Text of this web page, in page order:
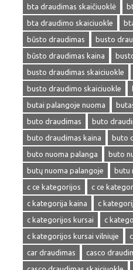
bta draudimas skaičiuoklė
bta draudimo skaiciuokle
būsto draudimas
busto
būsto draudimas kaina
busto draudimas skaiciuokle
busto draudimo skaiciuokle
butai palangoje nuoma
buto draudimas
buto
buto draudimas kaina
buto
buto nuoma palanga
buto
butų nuoma palangoje
butu
c ce kategorijos
c ce
c kategorija kaina
c
c kategorijos kursai
c
c kategorijos kursai vilniuje
car draudimas
casco